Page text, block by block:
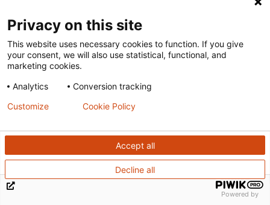
Help neglected
patients
To date, we have delivered seventeen new
Privacy on this site
This website uses necessary cookies to function. If you give
your consent, we will also use statistical, functional, and
marketing cookies.
Analytics
Conversion tracking
Accept all
Decline all
Customize Cookie Policy
Powered by